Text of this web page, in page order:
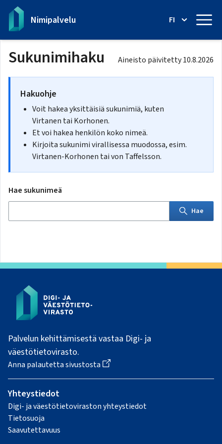
Nimi­palvelu FI
Sukunimihaku Aineisto päivitetty 10.8.2026
Hakuohje
Voit hakea yksittäisiä sukunimiä, kuten
Virtanen tai Korhonen.
Et voi hakea henkilön koko nimeä.
Kirjoita sukunimi virallisessa muodossa, esim.
Virtanen-Korhonen tai von Taffelsson.
Hae sukunimeä
Hae
Palvelun kehittämisestä vastaa Digi- ja
väestötietovirasto.
Anna palautetta sivustosta Avautuu
uuteen
ikkunaan
Yhteystiedot
Digi- ja väestötietoviraston yhteystiedot
Tietosuoja
Saavutettavuus